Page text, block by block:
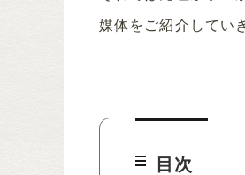
媒体をご紹介してい
目次